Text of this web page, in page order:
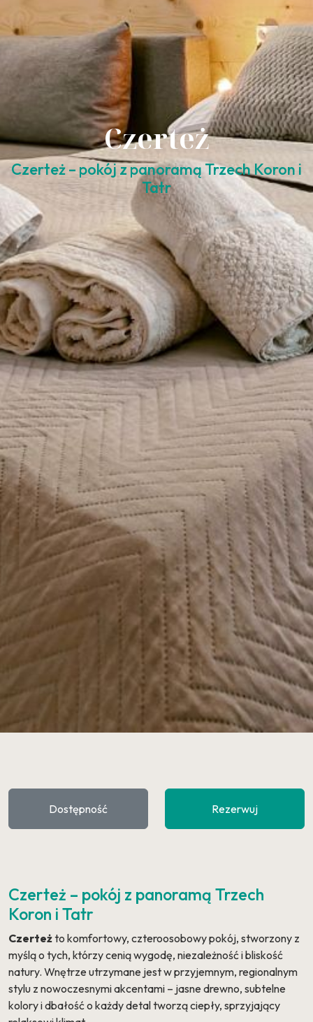
Czerteż
Czerteż – pokój z panoramą Trzech Koron i
Tatr
Dostępność Rezerwuj
Czerteż – pokój z panoramą Trzech
Koron i Tatr
Czerteżto komfortowy, czteroosobowy pokój, stworzony z
myślą o tych, którzy cenią wygodę, niezależność i bliskość
natury. Wnętrze utrzymane jest w przyjemnym, regionalnym
stylu z nowoczesnymi akcentami – jasne drewno, subtelne
kolory i dbałość o każdy detal tworzą ciepły, sprzyjający